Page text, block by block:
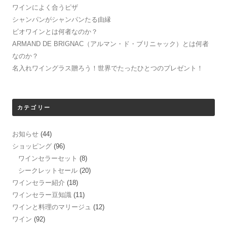
新
い
ウ
ィ
ン
ド
ウ
開
開
ま
す
)
ワインによく合うピザ
シャンパンがシャンパンたる由縁
ビオワインとは何者なのか？
ARMAND DE BRIGNAC（アルマン・ド・ブリニャック）とは何者
なのか？
名入れワイングラス贈ろう！世界でたったひとつのプレゼント！
カテゴリー
お知らせ (44)
ショッピング (96)
ワインセラーセット (8)
シークレットセール (20)
ワインセラー紹介 (18)
ワインセラー豆知識 (11)
ワインと料理のマリージュ (12)
ワイン (92)